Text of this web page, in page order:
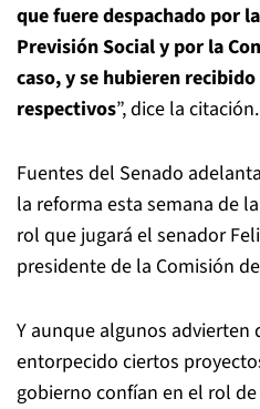
que fuere despachado por
Previsión Social y por la
caso, y se hubieren
respectivos”, dice la citación.
Fuentes del Senado
la reforma esta semana de
rol que jugará el senador
presidente de la Comisión
Y aunque algunos advierten
entorpecido ciertos
gobierno confían en el rol